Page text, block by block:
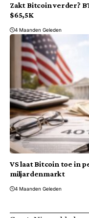
Zakt Bitcoin verder?
$65,5K
4 Maanden Geleden
VS laat Bitcoin toe in
miljardenmarkt
4 Maanden Geleden